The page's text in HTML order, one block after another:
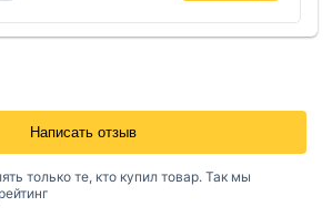
Написать отзыв
только те, кто купил товар. Так мы